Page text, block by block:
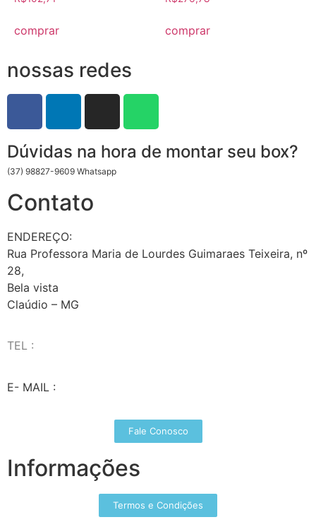
comprar comprar
nossas redes
Dúvidas na hora de montar seu box?
(37) 98827-9609 Whatsapp
Contato
ENDEREÇO:
Rua Professora Maria de Lourdes Guimaraes Teixeira, nº
28,
Bela vista
Claúdio – MG
TEL :
E- MAIL :
Fale Conosco
Informações
Termos e Condições